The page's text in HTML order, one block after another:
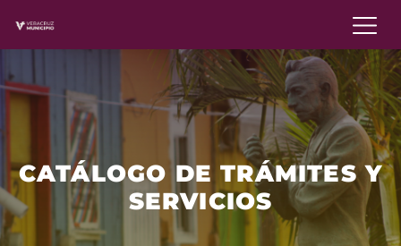
CATÁLOGO DE TRÁMITES Y
SERVICIOS